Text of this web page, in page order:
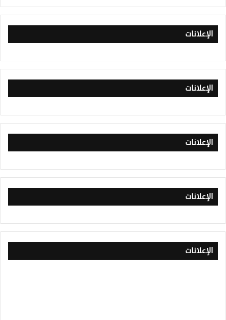
الإعلانات
الإعلانات
الإعلانات
الإعلانات
الإعلانات